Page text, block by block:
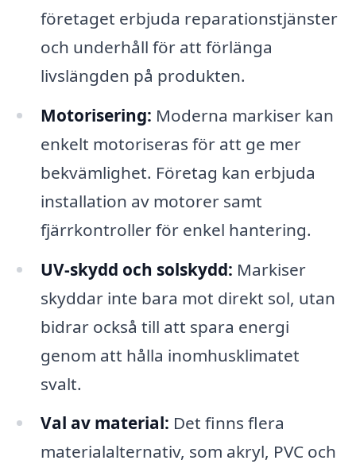
företaget erbjuda reparationstjänster
och underhåll för att förlänga
livslängden på produkten.
Motorisering: Moderna markiser kan
enkelt motoriseras för att ge mer
bekvämlighet. Företag kan erbjuda
installation av motorer samt
fjärrkontroller för enkel hantering.
UV-skydd och solskydd: Markiser
skyddar inte bara mot direkt sol, utan
bidrar också till att spara energi
genom att hålla inomhusklimatet
svalt.
Val av material: Det finns flera
materialalternativ, som akryl, PVC och